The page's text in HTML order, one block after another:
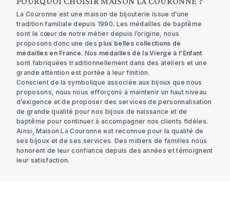
La Couronne est une maison de bijouterie issue d’une
tradition familiale depuis 1990. Les médailles de baptême
sont le cœur de notre métier depuis l’origine, nous
proposons donc une des plus belles collections de
médailles en France. Nos médailles de la Vierge à l’Enfant
sont fabriquées traditionnellement dans des ateliers et une
grande attention est portée à leur finition.
Conscient de la symbolique associée aux bijoux que nous
proposons, nous nous efforçons à maintenir un haut niveau
d’exigence et de proposer des services de personnalisation
de grande qualité pour nos bijoux de naissance et de
baptême pour continuer à accompagner nos clients fidèles.
Ainsi, Maison La Couronne est reconnue pour la qualité de
ses bijoux et de ses services. Des milliers de familles nous
honorent de leur confiance depuis des années et témoignent
leur satisfaction.